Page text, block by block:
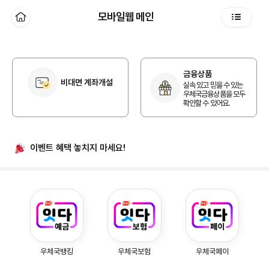
모바일웹 메인
비대면 계좌개설
금융상품
실속 있고 믿을 수 있는
우체국금융상품을 모두
확인할 수 있어요.
이벤트 혜택 놓치지 마세요!
우체국뱅킹 우체국보험 우체국페이